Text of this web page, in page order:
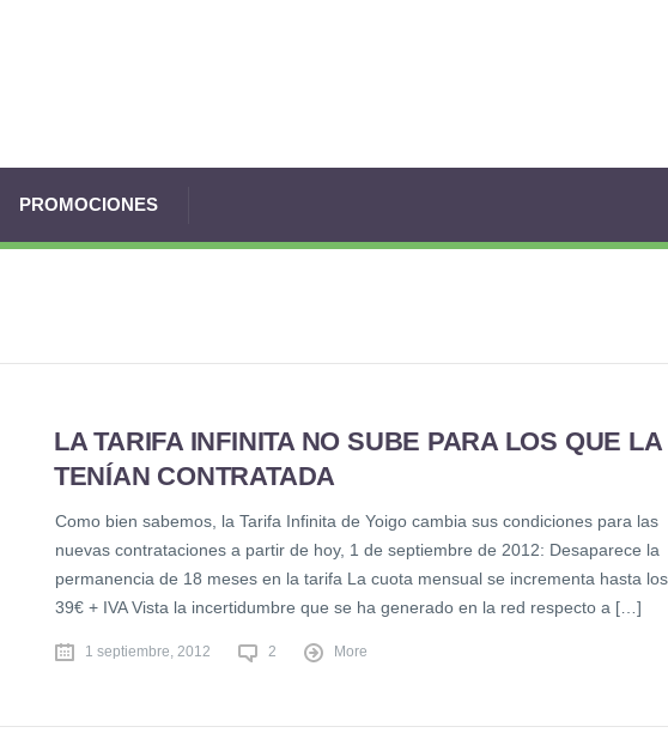
PROMOCIONES
LA TARIFA INFINITA NO SUBE PARA LOS QUE LA
TENÍAN CONTRATADA
Como bien sabemos, la Tarifa Infinita de Yoigo cambia sus condiciones para las
nuevas contrataciones a partir de hoy, 1 de septiembre de 2012: Desaparece la
permanencia de 18 meses en la tarifa La cuota mensual se incrementa hasta los
39€ + IVA Vista la incertidumbre que se ha generado en la red respecto a […]
1 septiembre, 2012 2 More